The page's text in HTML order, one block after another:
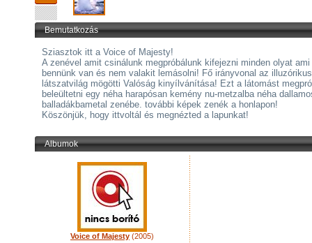
Bemutatkozás
Sziasztok itt a Voice of Majesty!
A zenével amit csinálunk megpróbálunk kifejezni minden olyat ami
bennünk van és nem valakit lemásolni! Fő irányvonal az illuzórikus
látszatvilág mögötti Valóság kinyílvánítása! Ezt a látomást
beleültetni egy néha harapósan kemény nu-metzalba néha
balladákbametal zenébe. további képek zenék a honlapon!
Köszönjük, hogy ittvoltál és megnézted a lapunkat!
Albumok
Voice of Majesty (2005)